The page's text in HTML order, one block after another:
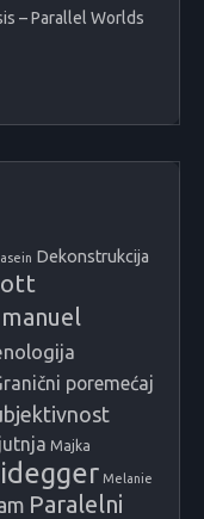
– Parallel Worlds
Dekonstrukcija
poremećaj
Majka
Melanie
Paralelni